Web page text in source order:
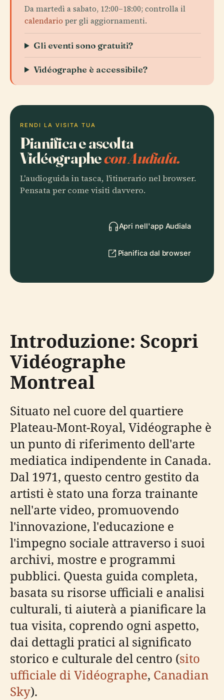
Da martedì a sabato, 12:00–18:00; controlla il
calendario per gli aggiornamenti.
Gli eventi sono gratuiti?
Vidéographe è accessibile?
RENDI LA VISITA TUA
Pianifica e ascolta
Vidéographecon Audiala.
L'audioguida in tasca, l'itinerario nel browser.
Pensata per come visiti davvero.
Apri nell'app Audiala
Pianifica dal browser
Introduzione: Scopri
Vidéographe
Montreal
Situato nel cuore del quartiere
Plateau-Mont-Royal, Vidéographe è
un punto di riferimento dell'arte
mediatica indipendente in Canada.
Dal 1971, questo centro gestito da
artisti è stato una forza trainante
nell'arte video, promuovendo
l'innovazione, l'educazione e
l'impegno sociale attraverso i suoi
archivi, mostre e programmi
pubblici. Questa guida completa,
basata su risorse ufficiali e analisi
culturali, ti aiuterà a pianificare la
tua visita, coprendo ogni aspetto,
dai dettagli pratici al significato
storico e culturale del centro (sito
ufficiale di Vidéographe, Canadian
Sky).